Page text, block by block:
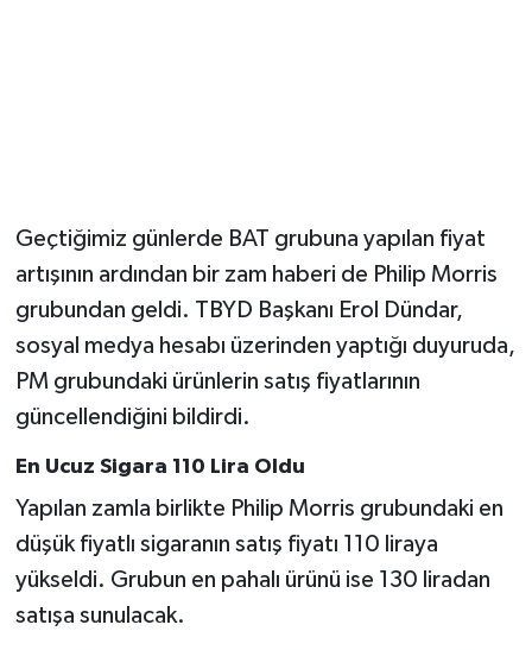
Geçtiğimiz günlerde BAT grubuna yapılan fiyat
artışının ardından bir zam haberi de Philip Morris
grubundan geldi. TBYD Başkanı Erol Dündar,
sosyal medya hesabı üzerinden yaptığı duyuruda,
PM grubundaki ürünlerin satış fiyatlarının
güncellendiğini bildirdi.
En Ucuz Sigara 110 Lira Oldu
Yapılan zamla birlikte Philip Morris grubundaki en
düşük fiyatlı sigaranın satış fiyatı 110 liraya
yükseldi. Grubun en pahalı ürünü ise 130 liradan
satışa sunulacak.